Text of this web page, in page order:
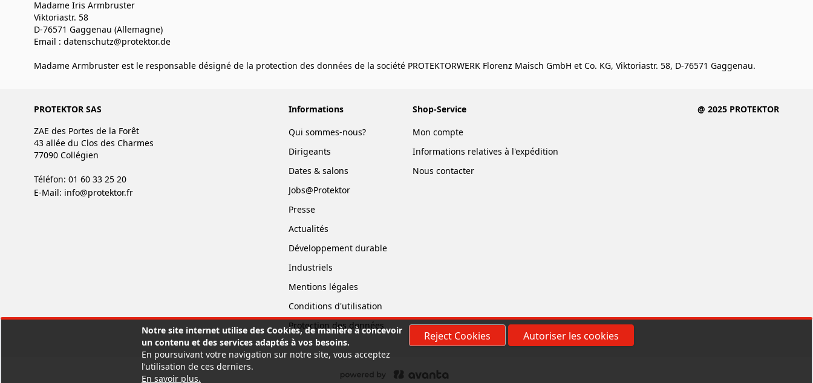
Notre site internet utilise des Cookies, de manière à concevoir
un contenu et des services adaptés à vos besoins.
En poursuivant votre navigation sur notre site, vous acceptez
l’utilisation de ces derniers.
En savoir plus.
Reject Cookies Autoriser les cookies
Madame Iris Armbruster
Viktoriastr. 58
D-76571 Gaggenau (Allemagne)
Email : datenschutz@protektor.de
Madame Armbruster est le responsable désigné de la protection des données de la société PROTEKTORWERK Florenz Maisch GmbH et Co. KG, Viktoriastr. 58, D-76571 Gaggenau.
PROTEKTOR SAS
ZAE des Portes de la Forêt
43 allée du Clos des Charmes
77090 Collégien
Téléfon: 01 60 33 25 20
E-Mail: info@protektor.fr
Informations
Qui sommes-nous?
Dirigeants
Dates & salons
Jobs@Protektor
Presse
Actualités
Développement durable
Industriels
Mentions légales
Conditions d'utilisation
Protection des données
Shop-Service
Mon compte
Informations relatives à l'expédition
Nous contacter
@ 2025 PROTEKTOR